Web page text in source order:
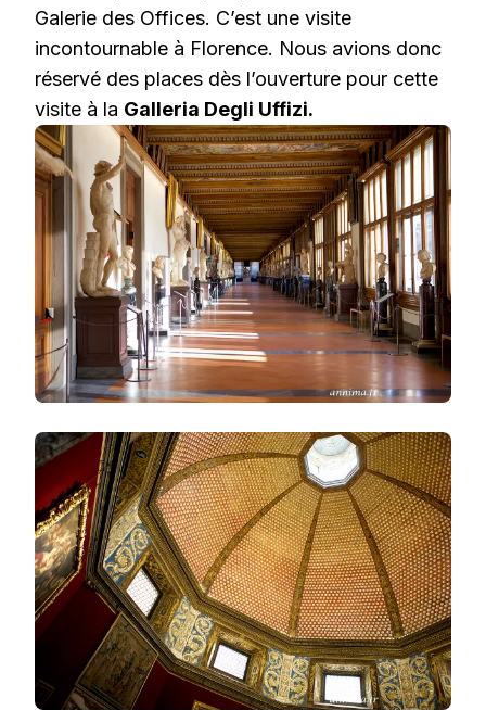
Galerie des Offices. C’est une visite
incontournable à Florence. Nous avions donc
réservé des places dès l’ouverture pour cette
visite à la Galleria Degli Uffizi.